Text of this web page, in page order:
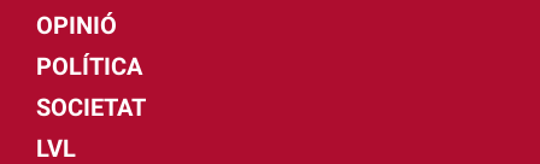
OPINIÓ
POLÍTICA
SOCIETAT
LVL